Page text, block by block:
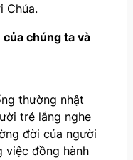
Chúa.
chúng ta và
thường nhật
trẻ lắng nghe
đời của người
việc đồng hành